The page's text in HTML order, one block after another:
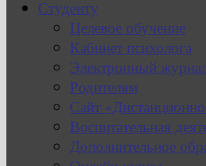
Студенту
Целевое обучение
Кабинет психолога
Электронный
Родителям
Сайт
Воспитательная
Дополнительное